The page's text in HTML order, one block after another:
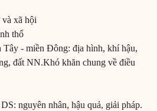
xã hội
thổ
- miền Đông: địa hình, khí hậu,
đất NN.Khó khăn chung về điều
nguyên nhân, hậu quả, giải pháp.